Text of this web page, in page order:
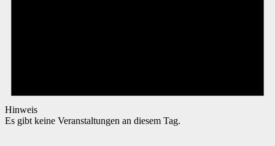
Hinweis
Es gibt keine Veranstaltungen an diesem Tag.